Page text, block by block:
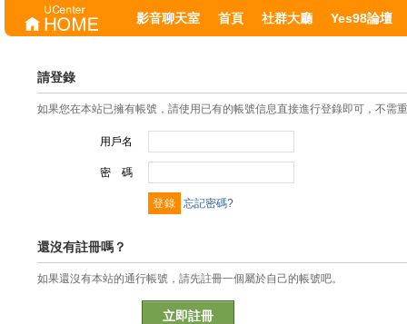
影音聊天室 首頁 社群大廳 Yes98論壇
請登錄
如果您在本站已擁有帳號，請使用已有的帳號信息直接進行登錄即可，不需
用戶名
密 碼
忘記密碼?
還沒有註冊嗎？
如果還沒有本站的通行帳號，請先註冊一個屬於自己的帳號吧。
立即註冊